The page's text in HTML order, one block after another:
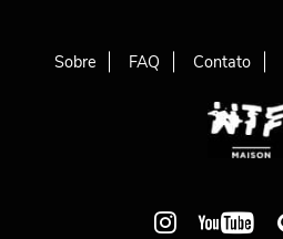
Sobre FAQ Contato